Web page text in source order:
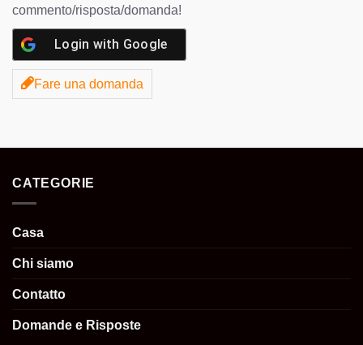
commento/risposta/domanda!
Login with Google
Fare una domanda
CATEGORIE
Casa
Chi siamo
Contatto
Domande e Risposte